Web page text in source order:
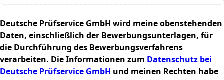
Deutsche Prüfservice GmbH wird meine obenstehenden
Daten, einschließlich der Bewerbungsunterlagen, für
die Durchführung des Bewerbungsverfahrens
verarbeiten. Die Informationen zum Datenschutz bei
Deutsche Prüfservice GmbH und meinen Rechten habe